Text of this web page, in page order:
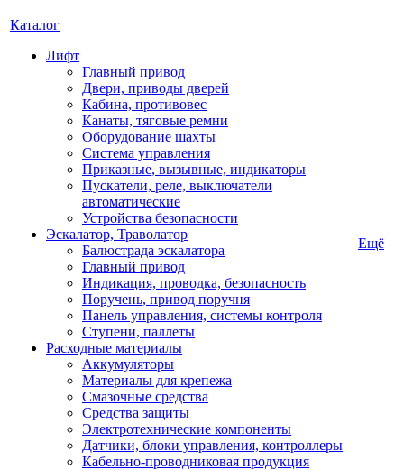
Каталог
Лифт
Главный привод
Двери, приводы дверей
Кабина, противовес
Канаты, тяговые ремни
Оборудование шахты
Система управления
Приказные, вызывные, индикаторы
Пускатели, реле, выключатели
автоматические
Устройства безопасности
Эскалатор, Траволатор
Балюстрада эскалатора
Главный привод
Индикация, проводка, безопасность
Поручень, привод поручня
Панель управления, системы контроля
Ступени, паллеты
Расходные материалы
Аккумуляторы
Материалы для крепежа
Смазочные средства
Средства защиты
Электротехнические компоненты
Датчики, блоки управления, контроллеры
Кабельно-проводниковая продукция
Ещё